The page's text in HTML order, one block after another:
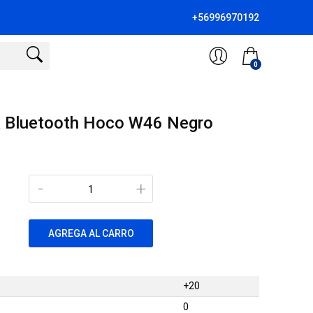
+56996970192
0
Hoco W46 Negro
+
-
AGREGA AL CARRO
+20
0